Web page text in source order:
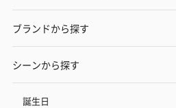
ブランドから探す
シーンから探す
誕生日